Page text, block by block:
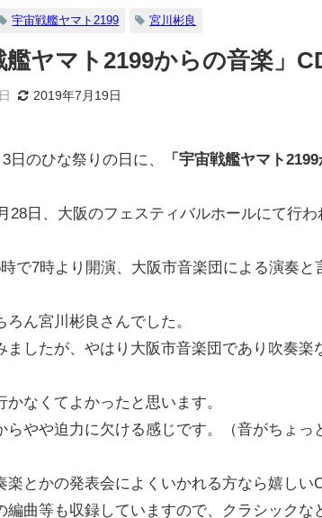
宇宙戦艦ヤマト2199 宮川彬良
艦ヤマト2199からの音楽」
2019年7月19日
日のひな祭りの日に、 「宇宙戦艦ヤマト
28日、大阪のフェスティバルホールにて行
で7時より開演、大阪市音楽団による演奏と
ろん宮川彬良さんでした。
ましたが、やはり大阪市音楽団であり吹奏楽
かなくてよかったと思います。
らやや迫力に欠ける感じです。（音がちょっ
楽とかの発表会によくいかれる方なら嬉しい
編曲等も収録していますので、クラシックな